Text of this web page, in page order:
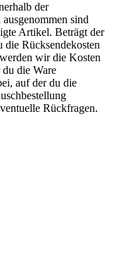
der
sind
Artikel. Beträgt der
die Rücksendekosten
wir die Kosten
die Ware
auf der du die
Rückfragen.